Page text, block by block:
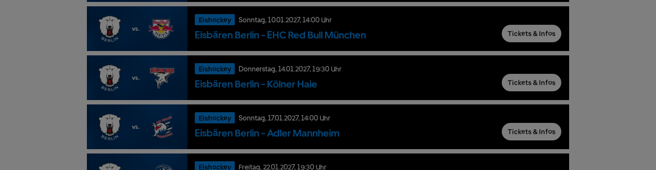
Eishockey Sonntag,10.01.2027,14:00 Uhr
Eisbären Berlin - EHC Red Bull München Tickets & Infos
Eishockey Donnerstag,14.01.2027,19:30 Uhr
Eisbären Berlin - Kölner Haie Tickets & Infos
Eishockey Sonntag,17.01.2027,14:00 Uhr
Eisbären Berlin - Adler Mannheim Tickets & Infos
Eishockey Freitag,22.01.2027,19:30 Uhr